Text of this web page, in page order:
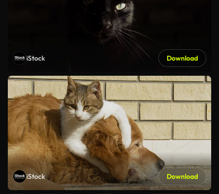
iStock Download
iStock Download